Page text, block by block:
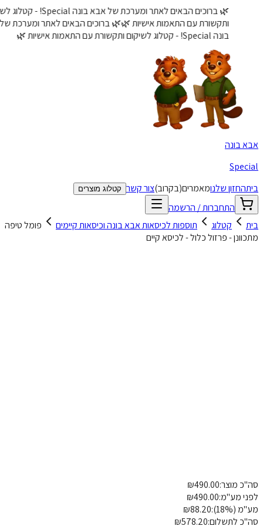
🌿 ברוכים הבאים לאתר ומערכת של אבא בונה Special! - קטלוג לשיקום
ותקשורת עם התאמות אישיות 🌿🌿 ברוכים הבאים לאתר ומערכת של
בונה Special! - קטלוג לשיקום ותקשורת עם התאמות אישיות 🌿
בונה
החזון שלנומאמרים(בקרוב)צור קשר קטלוג מוצרים
התחברות / הרשמה
קטלוג תוספות לכיסאות אבא בונה וכיסאות קיימים
פומל טיפה
- פרזול כלול - לכיסא קיים
פרטי משלוח הוספת הערה מוצר: ₪490.00
מע"מ:
₪490.00
₪88.20
לתשלום:
₪578.20